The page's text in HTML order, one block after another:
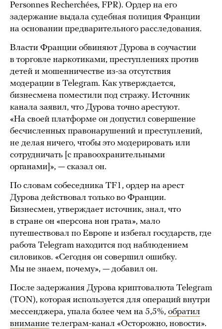
Personnes Recherchées, FPR). Ордер на его
задержание выдала судебная полиция Франции
на основании предварительного расследования.
Власти Франции обвиняют Дурова в соучастии
в торговле наркотиками, преступлениях против
детей и мошенничестве из-за отсутствия
модерации в Telegram. Как утверждается,
бизнесмена поместили под стражу. Источник
канала заявил, что Дурова точно арестуют.
«На своей платформе он допустил совершение
бесчисленных правонарушений и преступлений,
не делая ничего, чтобы это модерировать или
сотрудничать [с правоохранительными
органами]», — сказал он.
По словам собеседника TF1, ордер на арест
Дурова действовал только во Франции.
Бизнесмен, утверждает источник, знал, что
в стране он «персона нон грата», мало
путешествовал по Европе и избегал государств, где
работа Telegram находится под наблюдением
силовиков. «Сегодня он совершил ошибку.
Мы не знаем, почему», — добавил он.
После задержания Дурова криптовалюта Telegram
(TON), которая используется для операций внутри
мессенджера, упала более чем на 5,5%, обратил
внимание телеграм-канал «Осторожно, новости».